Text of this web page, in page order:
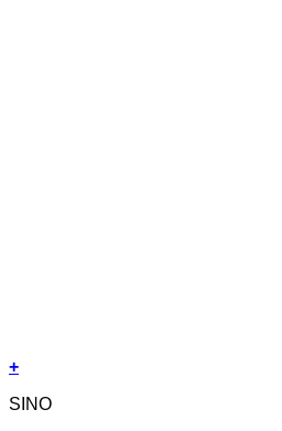
+
SINO